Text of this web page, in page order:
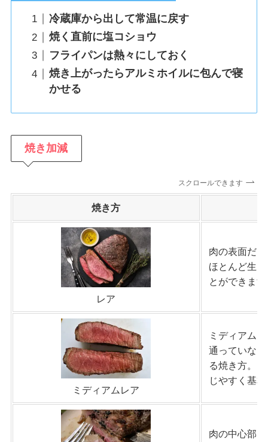
冷蔵庫から出して常温に戻す
焼く直前に塩コショウ
フライパンは熱々にしておく
焼き上がったらアルミホイルに包んで寝
かせる
焼き加減
スクロールできます
焼き方
レア
肉の表面だ
ほとんど生
とができま
ミディアムレア
ミディアム
通っていな
る焼き方。
じやすく基
肉の中心部